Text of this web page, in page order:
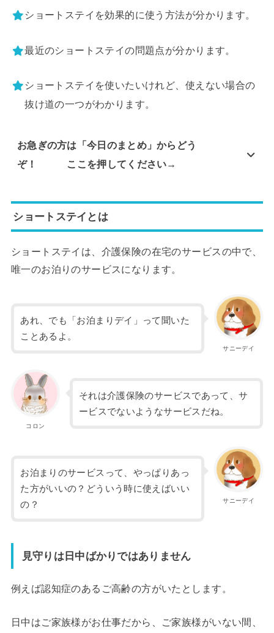
ショートステイを効果的に使う方法が分かります。
最近のショートステイの問題点が分かります。
ショートステイを使いたいけれど、使えない場合の
抜け道の一つがわかります。
お急ぎの方は「今日のまとめ」からどう
ぞ！ ここを押してください→
ショートステイとは
ショートステイは、介護保険の在宅のサービスの中で、
唯一のお泊りのサービスになります。
サニーデイ
あれ、でも「お泊まりデイ」って聞いた
ことあるよ。
コロン
それは介護保険のサービスであって、サ
ービスでないようなサービスだね。
サニーデイ
お泊まりのサービスって、やっぱりあっ
た方がいいの？どういう時に使えばいい
の？
見守りは日中ばかりではありません
例えば認知症のあるご高齢の方がいたとします。
日中はご家族様がお仕事だから、ご家族様がいない間、